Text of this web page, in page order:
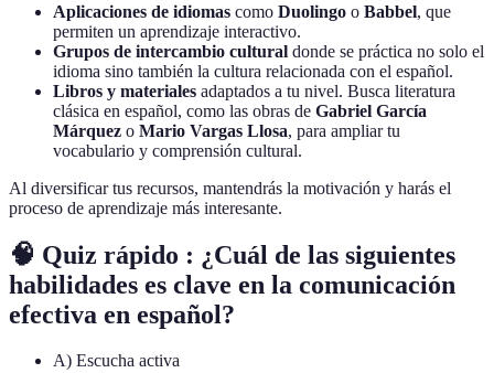
Aplicaciones de idiomas como Duolingo o Babbel, que
permiten un aprendizaje interactivo.
Grupos de intercambio cultural donde se práctica no solo el
idioma sino también la cultura relacionada con el español.
Libros y materiales adaptados a tu nivel. Busca literatura
clásica en español, como las obras de Gabriel García
Márquez o Mario Vargas Llosa, para ampliar tu
vocabulario y comprensión cultural.
Al diversificar tus recursos, mantendrás la motivación y harás el
proceso de aprendizaje más interesante.
🧠 Quiz rápido : ¿Cuál de las siguientes
habilidades es clave en la comunicación
efectiva en español?
A) Escucha activa